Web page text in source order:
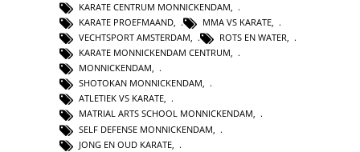
KARATE CENTRUM MONNICKENDAM,
KARATE PROEFMAAND, MMA VS KARATE,
VECHTSPORT AMSTERDAM, ROTS EN WATER,
KARATE MONNICKENDAM CENTRUM,
MONNICKENDAM,
SHOTOKAN MONNICKENDAM,
ATLETIEK VS KARATE,
MATRIAL ARTS SCHOOL MONNICKENDAM,
SELF DEFENSE MONNICKENDAM
JONG EN OUD KARATE